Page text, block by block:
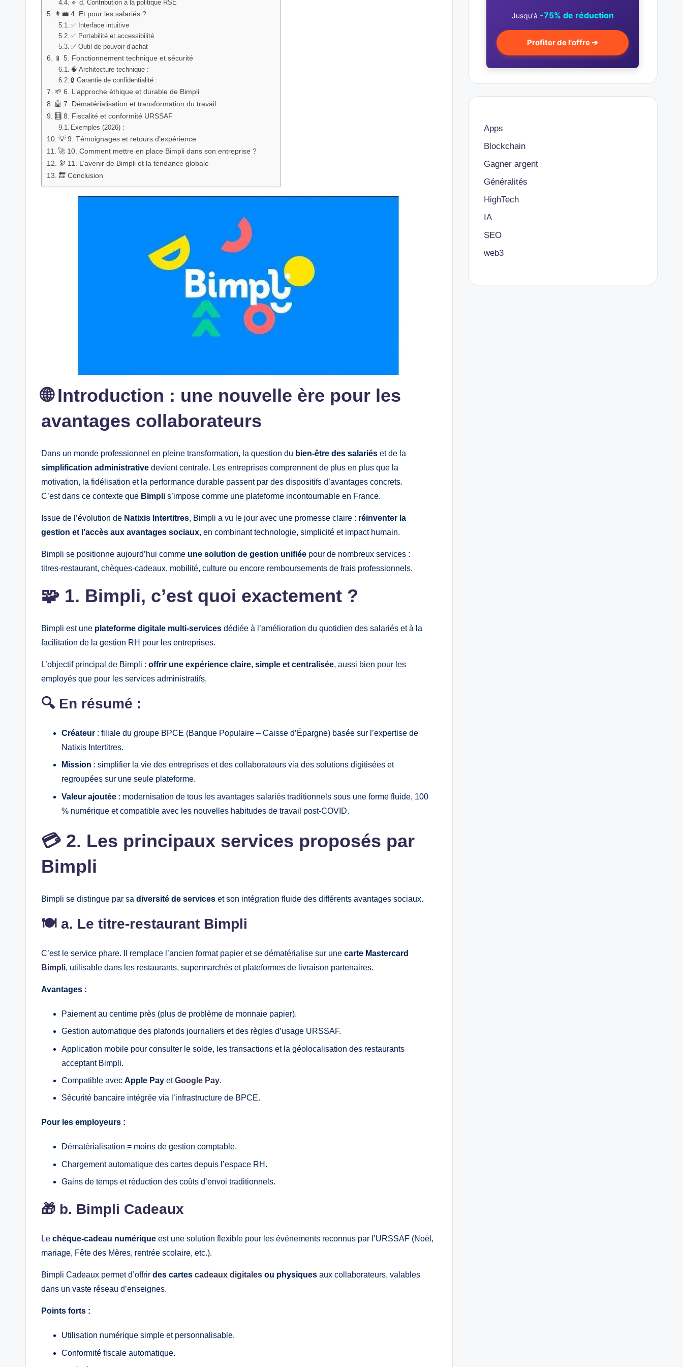
🔹 d. Contribution à la politique RSE
👩‍💼 4. Et pour les salariés ?
✅ Interface intuitive
✅ Portabilité et accessibilité
✅ Outil de pouvoir d’achat
📱 5. Fonctionnement technique et sécurité
🧠 Architecture technique :
🔒 Garantie de confidentialité :
🌱 6. L’approche éthique et durable de Bimpli
🤖 7. Dématérialisation et transformation du travail
🧮 8. Fiscalité et conformité URSSAF
Exemples (2026) :
💡 9. Témoignages et retours d’expérience
🚀 10. Comment mettre en place Bimpli dans son entreprise ?
🔭 11. L’avenir de Bimpli et la tendance globale
🔚 Conclusion
🌐 Introduction : une nouvelle ère pour les
avantages collaborateurs
Dans un monde professionnel en pleine transformation, la question du bien‑être des salariés et de la
simplification administrative devient centrale. Les entreprises comprennent de plus en plus que la
motivation, la fidélisation et la performance durable passent par des dispositifs d’avantages concrets.
C’est dans ce contexte que Bimpli s’impose comme une plateforme incontournable en France.
Issue de l’évolution de Natixis Intertitres, Bimpli a vu le jour avec une promesse claire : réinventer la
gestion et l’accès aux avantages sociaux, en combinant technologie, simplicité et impact humain.
Bimpli se positionne aujourd’hui comme une solution de gestion unifiée pour de nombreux services :
titres‑restaurant, chèques‑cadeaux, mobilité, culture ou encore remboursements de frais professionnels.
🧩 1. Bimpli, c’est quoi exactement ?
Bimpli est une plateforme digitale multi‑services dédiée à l’amélioration du quotidien des salariés et à la
facilitation de la gestion RH pour les entreprises.
L’objectif principal de Bimpli : offrir une expérience claire, simple et centralisée, aussi bien pour les
employés que pour les services administratifs.
🔍 En résumé :
Créateur : filiale du groupe BPCE (Banque Populaire – Caisse d’Épargne) basée sur l’expertise de
Natixis Intertitres.
Mission : simplifier la vie des entreprises et des collaborateurs via des solutions digitisées et
regroupées sur une seule plateforme.
Valeur ajoutée : modernisation de tous les avantages salariés traditionnels sous une forme fluide, 100
% numérique et compatible avec les nouvelles habitudes de travail post‑COVID.
💳 2. Les principaux services proposés par
Bimpli
Bimpli se distingue par sa diversité de services et son intégration fluide des différents avantages sociaux.
🍽️ a. Le titre‑restaurant Bimpli
C’est le service phare. Il remplace l’ancien format papier et se dématérialise sur une carte Mastercard
Bimpli, utilisable dans les restaurants, supermarchés et plateformes de livraison partenaires.
Avantages :
Paiement au centime près (plus de problème de monnaie papier).
Gestion automatique des plafonds journaliers et des règles d’usage URSSAF.
Application mobile pour consulter le solde, les transactions et la géolocalisation des restaurants
acceptant Bimpli.
Compatible avec Apple Pay etGoogle Pay.
Sécurité bancaire intégrée via l’infrastructure de BPCE.
Pour les employeurs :
Dématérialisation = moins de gestion comptable.
Chargement automatique des cartes depuis l’espace RH.
Gains de temps et réduction des coûts d’envoi traditionnels.
🎁 b. Bimpli Cadeaux
Le chèque‑cadeau numérique est une solution flexible pour les événements reconnus par l’URSSAF (Noël,
mariage, Fête des Mères, rentrée scolaire, etc.).
Bimpli Cadeaux permet d’offrir des cartes cadeaux digitales ou physiques aux collaborateurs, valables
dans un vaste réseau d’enseignes.
Points forts :
Utilisation numérique simple et personnalisable.
Conformité fiscale automatique.
Jusqu'à -75% de réduction
Profiter de l'offre ➔
Apps
Blockchain
Gagner argent
Généralités
HighTech
IA
SEO
web3